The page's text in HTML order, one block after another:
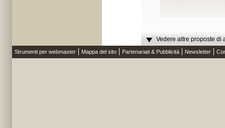
Vedere altre proposte di
Strumenti per webmaster Mappa del sito Partenariati & Pubblicità Newsletter